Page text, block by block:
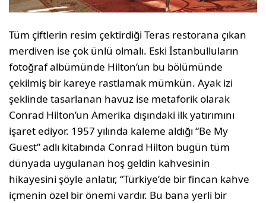
Tüm çiftlerin resim çektirdiği Teras restorana çıkan
merdiven ise çok ünlü olmalı. Eski İstanbulluların
fotoğraf albümünde Hilton’un bu bölümünde
çekilmiş bir kareye rastlamak mümkün. Ayak izi
şeklinde tasarlanan havuz ise metaforik olarak
Conrad Hilton’un Amerika dışındaki ilk yatırımını
işaret ediyor. 1957 yılında kaleme aldığı “Be My
Guest” adlı kitabında Conrad Hilton bugün tüm
dünyada uygulanan hoş geldin kahvesinin
hikayesini şöyle anlatır, “Türkiye’de bir fincan kahve
içmenin özel bir önemi vardır. Bu bana yerli bir